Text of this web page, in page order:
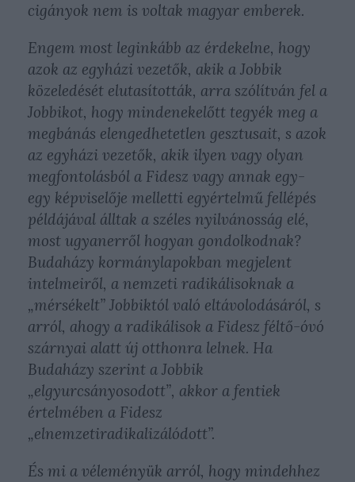
cigányok nem is voltak magyar emberek.
Engem most leginkább az érdekelne, hogy
azok az egyházi vezetők, akik a Jobbik
közeledését elutasították, arra szólítván fel a
Jobbikot, hogy mindenekelőtt tegyék meg a
megbánás elengedhetetlen gesztusait, s azok
az egyházi vezetők, akik ilyen vagy olyan
megfontolásból a Fidesz vagy annak egy-
egy képviselője melletti egyértelmű fellépés
példájával álltak a széles nyilvánosság elé,
most ugyanerről hogyan gondolkodnak?
Budaházy kormánylapokban megjelent
intelmeiről, a nemzeti radikálisoknak a
„mérsékelt” Jobbiktól való eltávolodásáról, s
arról, ahogy a radikálisok a Fidesz féltő-óvó
szárnyai alatt új otthonra lelnek. Ha
Budaházy szerint a Jobbik
„elgyurcsányosodott”, akkor a fentiek
értelmében a Fidesz
„elnemzetiradikalizálódott”.
És mi a véleményük arról, hogy mindehhez